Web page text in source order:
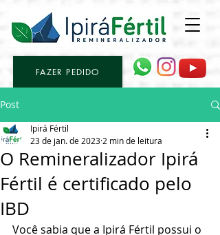
FAZER PEDIDO
Post
O Remineralizador Ipirá
Fértil é certificado pelo
IBD
Ipirá Fértil
23 de jan. de 2023 2 min de leitura
Você sabia que a Ipirá Fértil possui o